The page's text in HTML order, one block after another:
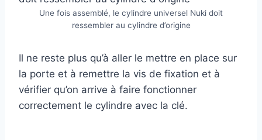
Une fois assemblé, le cylindre universel Nuki doit
ressembler au cylindre d’origine
Il ne reste plus qu’à aller le mettre en place sur
la porte et à remettre la vis de fixation et à
vérifier qu’on arrive à faire fonctionner
correctement le cylindre avec la clé.